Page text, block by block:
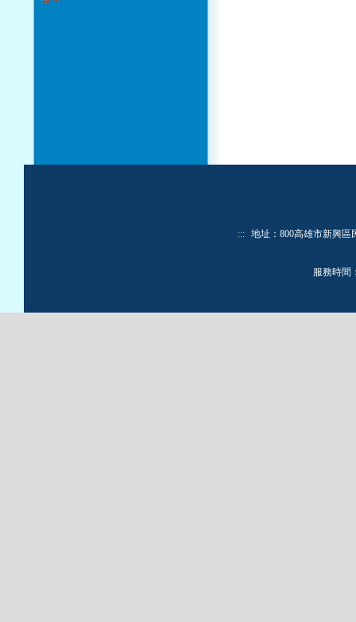
::: 地址：800高雄市新興區
服務時間